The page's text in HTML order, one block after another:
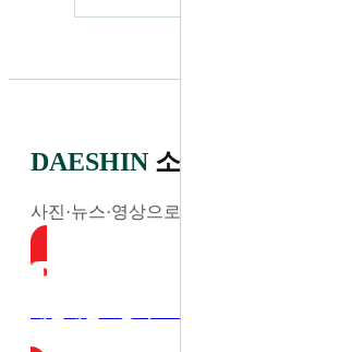
DAESHIN 소식
사진·뉴스·영상으로 전하는 최신 소식